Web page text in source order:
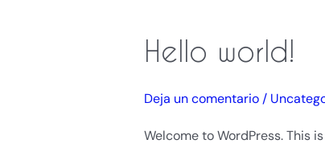
Hello world!
Deja un comentario /
Welcome to WordPress. This
Hello
world!